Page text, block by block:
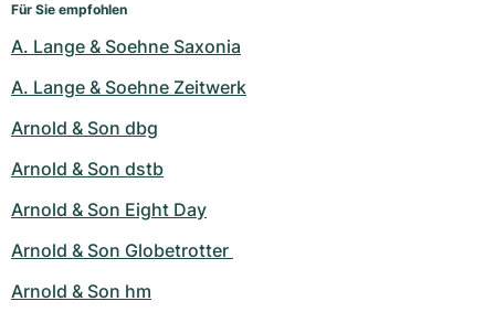
Für Sie empfohlen
A. Lange & Soehne Saxonia
A. Lange & Soehne Zeitwerk
Arnold & Son dbg
Arnold & Son dstb
Arnold & Son Eight Day
Arnold & Son Globetrotter
Arnold & Son hm